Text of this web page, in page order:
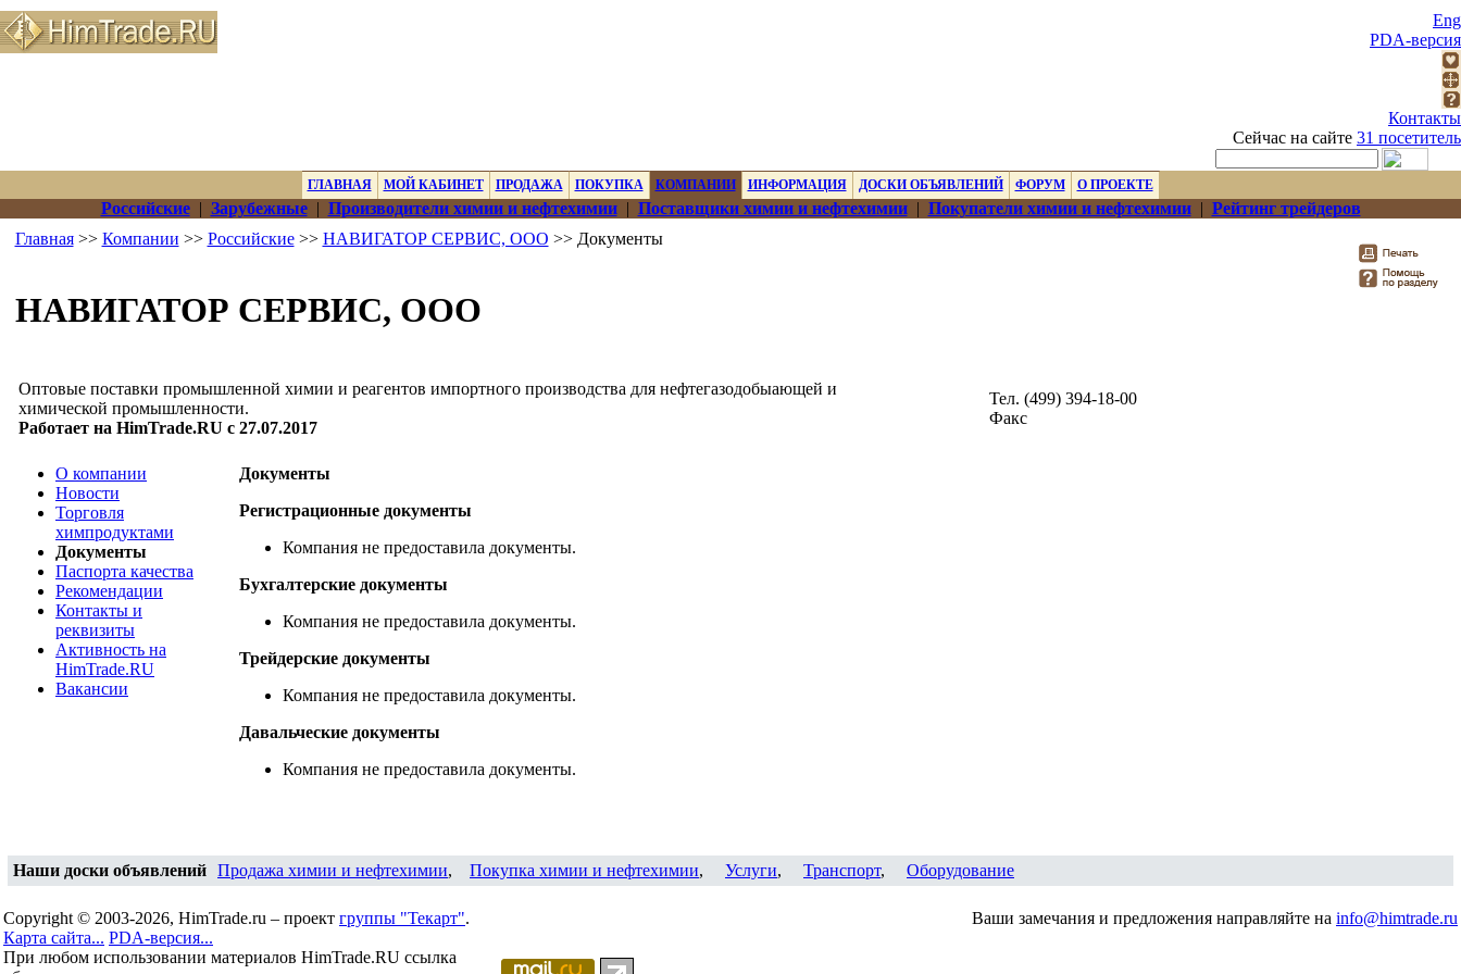
Eng
PDA-версия
Контакты
Сейчас на сайте 31 посетитель
ГЛАВНАЯ МОЙ КАБИНЕТ ПРОДАЖА ПОКУПКА КОМПАНИИ ИНФОРМАЦИЯ ДОСКИ ОБЪЯВЛЕНИЙ ФОРУМ О ПРОЕКТЕ
Российские| Зарубежные| Производители химии и нефтехимии| Поставщики химии и нефтехимии| Покупатели химии и нефтехимии| Рейтинг трейдеров
Главная>> Компании >> Российские>> НАВИГАТОР СЕРВИС, ООО >> Документы
НАВИГАТОР СЕРВИС, ООО
Оптовые поставки промышленной химии и реагентов импортного производства для нефтегазодобыающей и
химической промышленности.
Работает на HimTrade.RU с 27.07.2017
Тел. (499) 394-18-00
Факс
О компании
Новости
Торговля
химпродуктами
Документы
Паспорта качества
Рекомендации
Контакты и
реквизиты
Активность на
HimTrade.RU
Вакансии
Документы
Регистрационные документы
Компания не предоставила документы.
Бухгалтерские документы
Компания не предоставила документы.
Трейдерские документы
Компания не предоставила документы.
Давальческие документы
Компания не предоставила документы.
Наши доски объявлений Продажа химии и нефтехимии, Покупка химии и нефтехимии, Услуги, Транспорт, Оборудование
Copyright © 2003-2026, HimTrade.ru – проект группы "Текарт".
Карта сайта... PDA-версия...
При любом использовании материалов HimTrade.RU ссылка
Ваши замечания и предложения направляйте на info@himtrade.ru